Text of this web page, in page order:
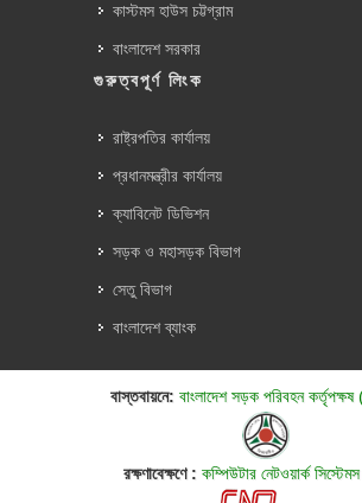
কাস্টমস হাউস চট্টগ্রাম
বাংলাদেশ সরকার
গুরুত্বপূর্ণ লিংক
রাষ্ট্রপতির কার্যালয়
প্রধানমন্ত্রীর কার্যালয়
ক্যাবিনেট ডিভিশন
সড়ক ও মহাসড়ক বিভাগ
সেতু বিভাগ
বাংলাদেশ ব্যাংক
বাস্তবায়নে: বাংলাদেশ সড়ক পরিবহন
রক্ষণাবেক্ষণে : কম্পিউটার নেটওয়ার্ক